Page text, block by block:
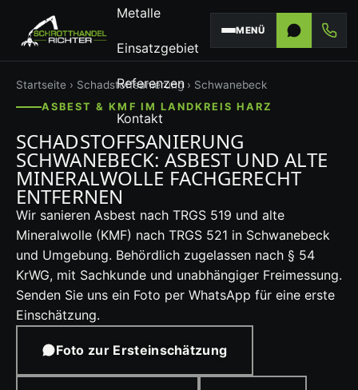
Metalle
Einsatzgebiet
Referenzen
Kontakt
MENÜ
Startseite › Schadstoffsanierung› Schwanebeck
ASBEST & KMF IM LANDKREIS HARZ
SCHADSTOFFSANIERUNG
SCHWANEBECK: ASBEST UND ALTE
MINERALWOLLE FACHGERECHT
ENTFERNEN
Wir sanieren Asbest nach TRGS 519 und alte
Mineralwolle (KMF) nach TRGS 521 in Schwanebeck
und Umgebung. Behördlich zugelassen nach § 54
KrWG, mit Sachkunde und unabhängiger Freimessung.
Senden Sie uns ein Foto per WhatsApp für eine erste
Einschätzung.
Foto zur Ersteinschätzung